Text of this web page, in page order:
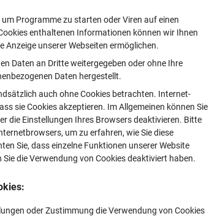
Programme zu starten oder Viren auf einen
enthaltenen Informationen können wir Ihnen
unserer Webseiten ermöglichen.
Daten an Dritte weitergegeben oder ohne Ihre
Daten hergestellt.
auch ohne Cookies betrachten. Internet-
sie Cookies akzeptieren. Im Allgemeinen können Sie
die Einstellungen Ihres Browsers deaktivieren. Bitte
um zu erfahren, wie Sie diese
Sie, dass einzelne Funktionen unserer Website
die Verwendung von Cookies deaktiviert haben.
oder Zustimmung die Verwendung von Cookies